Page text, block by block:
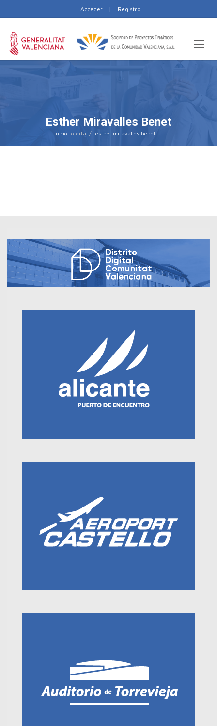
Acceder | Registro
Esther Miravalles Benet
inicio esther miravalles benet